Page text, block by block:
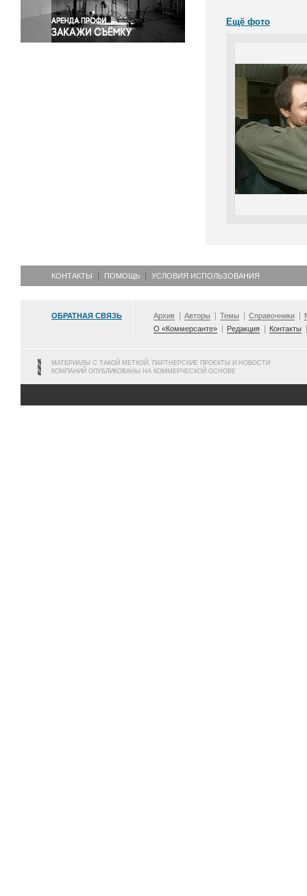
Экономика и бизнес
Ещё фото
КОНТАКТЫ ПОМОЩЬ УСЛОВИЯ ИСПОЛЬЗОВАНИЯ
ОБРАТНАЯ СВЯЗЬ Архив Авторы Темы Справочники
О «Коммерсанте»
Редакция Контакты
МАТЕРИАЛЫ С ТАКОЙ МЕТКОЙ, ПАРТНЕРСКИЕ ПРОЕКТЫ И НОВОСТИ
КОМПАНИЙ ОПУБЛИКОВАНЫ НА КОММЕРЧЕСКОЙ ОСНОВЕ